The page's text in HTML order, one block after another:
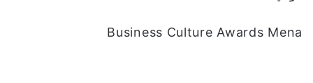
Business Culture Awards Mena